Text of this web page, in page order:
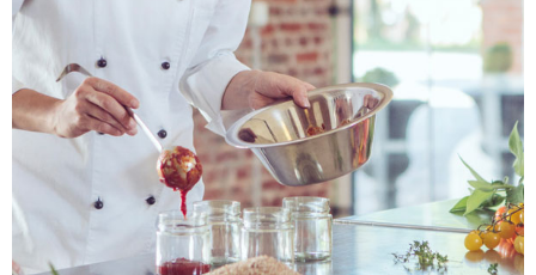
Worten: Wir kreieren leckere Feinkost und
Spirituosen Made in Germany – mit allen Sinnen.
Für echten Geschmack, ohne Kompromisse.
4013149123888